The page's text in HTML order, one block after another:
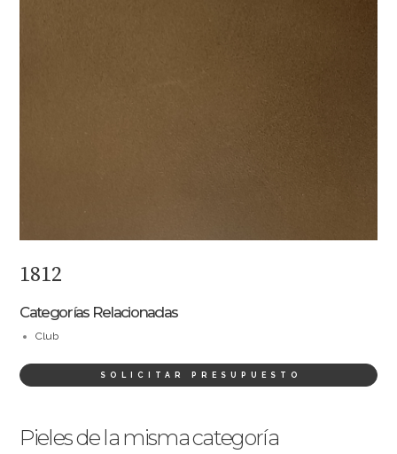
1812
Categorías Relacionadas
Club
SOLICITAR PRESUPUESTO
Pieles de la misma categoría